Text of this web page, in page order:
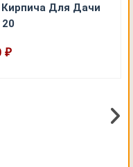
Для Дачи
₽